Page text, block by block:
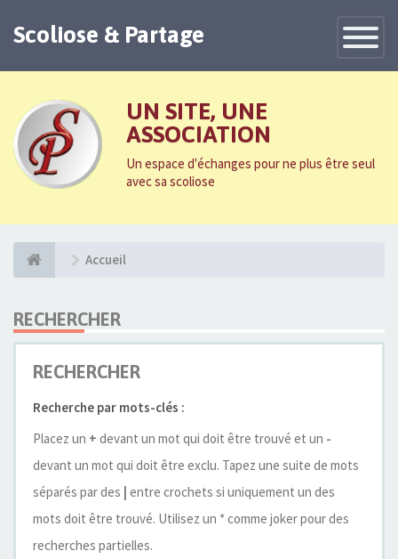
Toggle
Scoliose & Partage
UN SITE, UNE
ASSOCIATION
Un espace d'échanges pour ne plus être seul
avec sa scoliose
Accueil
RECHERCHER
RECHERCHER
Recherche par mots-clés :
Placez un + devant un mot qui doit être trouvé et un -
devant un mot qui doit être exclu. Tapez une suite de mots
séparés par des | entre crochets si uniquement un des
mots doit être trouvé. Utilisez un * comme joker pour des
recherches partielles.